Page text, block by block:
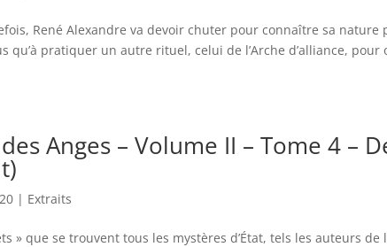
René Alexandre va devoir chuter pour connaître sa
qu’à pratiquer un autre rituel, celui de l’Arche d’alliance,
Anges – Volume II – Tome 4 –
| Extraits
» que se trouvent tous les mystères d’État, tels les auteurs de